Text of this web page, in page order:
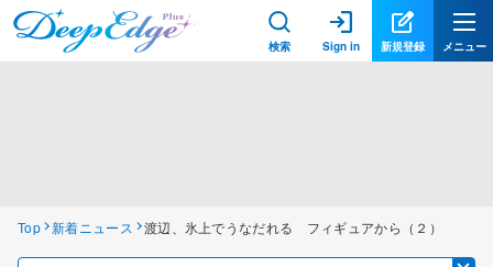
検索 Sign in 新規登録 メニュー
Top 新着ニュース 渡辺、氷上でうなだれる フィギュアから（２）